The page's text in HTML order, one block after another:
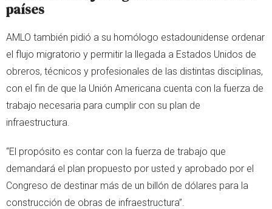
países
AMLO también pidió a su homólogo estadounidense ordenar
el flujo migratorio y permitir la llegada a Estados Unidos de
obreros, técnicos y profesionales de las distintas disciplinas,
con el fin de que la Unión Americana cuenta con la fuerza de
trabajo necesaria para cumplir con su plan de
infraestructura.
“El propósito es contar con la fuerza de trabajo que
demandará el plan propuesto por usted y aprobado por el
Congreso de destinar más de un billón de dólares para la
construcción de obras de infraestructura”.